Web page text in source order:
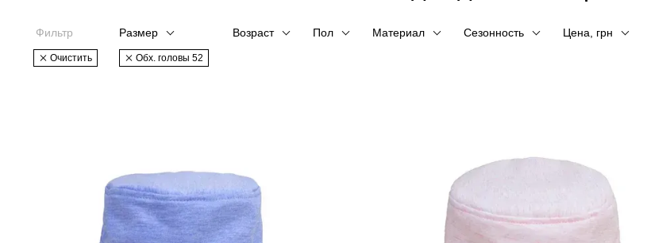
Фильтр
Очистить
Размер
Обх. головы 52
Возраст Пол Материал Сезонность Цена, грн